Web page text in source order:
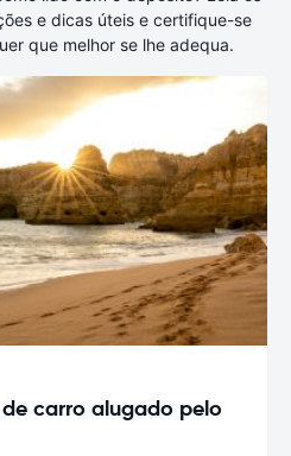
e dicas úteis e certifique-se
que melhor se lhe adequa.
carro alugado pelo